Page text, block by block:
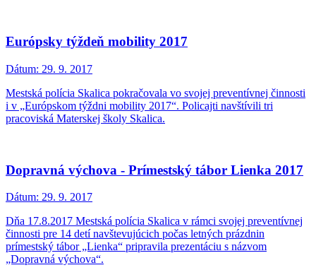
Európsky týždeň mobility 2017
Dátum: 29. 9. 2017
Mestská polícia Skalica pokračovala vo svojej preventívnej činnosti
i v „Európskom týždni mobility 2017“. Policajti navštívili tri
pracoviská Materskej školy Skalica.
Dopravná výchova - Prímestský tábor Lienka 2017
Dátum: 29. 9. 2017
Dňa 17.8.2017 Mestská polícia Skalica v rámci svojej preventívnej
činnosti pre 14 detí navštevujúcich počas letných prázdnin
prímestský tábor „Lienka“ pripravila prezentáciu s názvom
„Dopravná výchova“.